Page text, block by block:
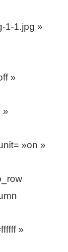
1-1.jpg »
»
»
»on »
»